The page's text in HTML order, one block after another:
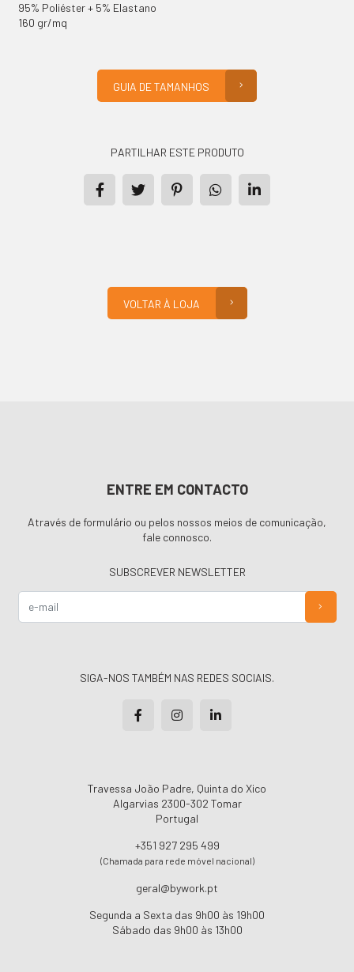
95% Poliéster + 5% Elastano
160 gr/mq
GUIA DE TAMANHOS
PARTILHAR ESTE PRODUTO
VOLTAR À LOJA
ENTRE EM CONTACTO
Através de formulário ou pelos nossos meios de comunicação,
fale connosco.
SUBSCREVER NEWSLETTER
SIGA-NOS TAMBÉM NAS REDES SOCIAIS.
Travessa João Padre, Quinta do Xico
Algarvias 2300-302 Tomar
Portugal
+351 927 295 499
(Chamada para rede móvel nacional)
geral@bywork.pt
Segunda a Sexta das 9h00 às 19h00
Sábado das 9h00 às 13h00